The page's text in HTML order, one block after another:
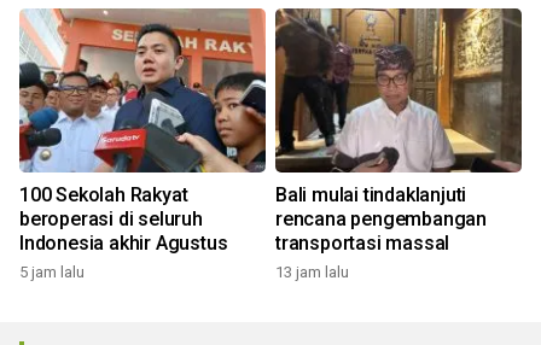
100 Sekolah Rakyat
beroperasi di seluruh
Indonesia akhir Agustus
5 jam lalu
Bali mulai tindaklanjuti
rencana pengembangan
transportasi massal
13 jam lalu